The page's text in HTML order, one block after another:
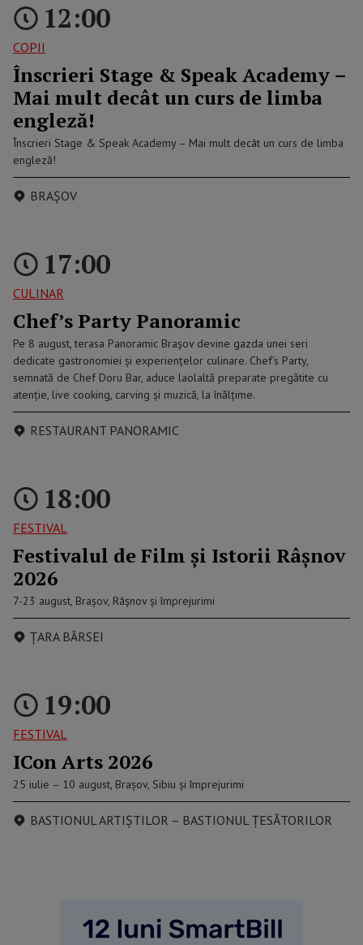
12:00
COPII
Înscrieri Stage & Speak Academy –
Mai mult decât un curs de limba
engleză!
Înscrieri Stage & Speak Academy – Mai mult decât un curs de limba
engleză!
BRAȘOV
17:00
CULINAR
Chef’s Party Panoramic
Pe 8 august, terasa Panoramic Brașov devine gazda unei seri
dedicate gastronomiei și experiențelor culinare. Chef's Party,
semnată de Chef Doru Bar, aduce laolaltă preparate pregătite cu
atenție, live cooking, carving și muzică, la înălțime.
RESTAURANT PANORAMIC
18:00
FESTIVAL
Festivalul de Film şi Istorii Râşnov
2026
7-23 august, Brașov, Râșnov și împrejurimi
ȚARA BÂRSEI
19:00
FESTIVAL
ICon Arts 2026
25 iulie – 10 august, Brașov, Sibiu și împrejurimi
BASTIONUL ARTIȘTILOR – BASTIONUL ŢESĂTORILOR